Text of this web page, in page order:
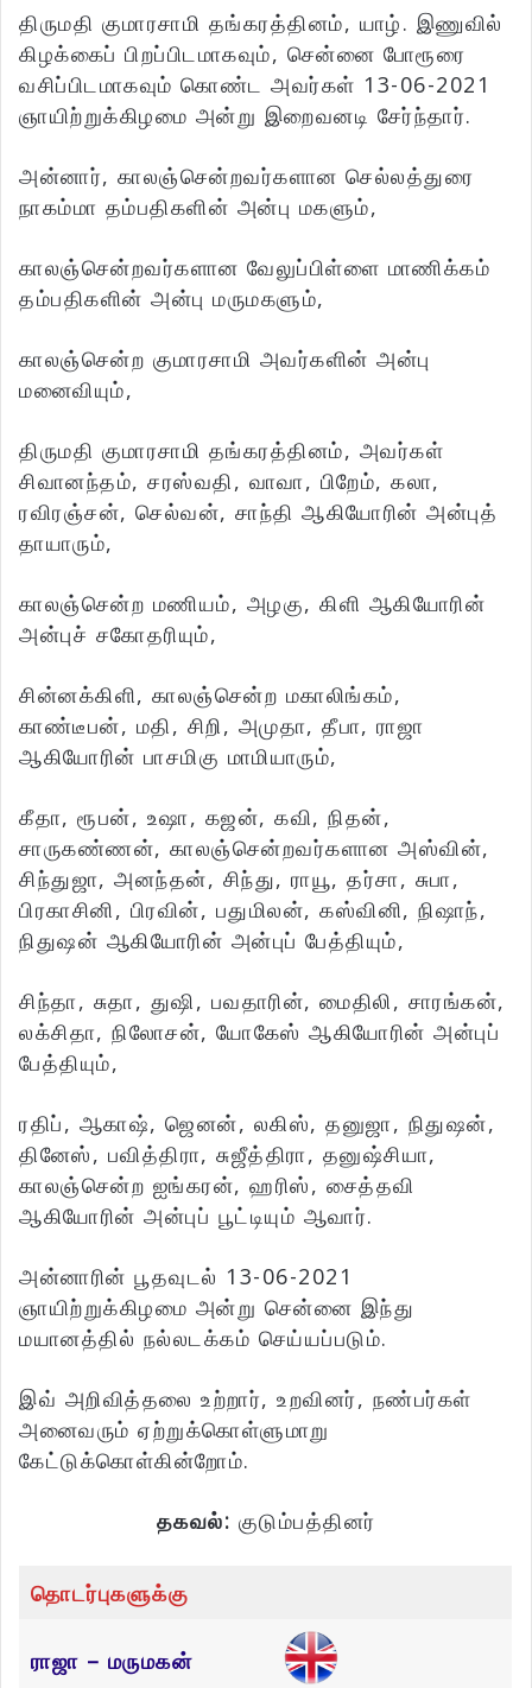
திருமதி குமாரசாமி தங்கரத்தினம், யாழ். இணுவில்
கிழக்கைப் பிறப்பிடமாகவும், சென்னை போரூரை
வசிப்பிடமாகவும் கொண்ட அவர்கள் 13-06-2021
ஞாயிற்றுக்கிழமை அன்று இறைவனடி சேர்ந்தார்.
அன்னார், காலஞ்சென்றவர்களான செல்லத்துரை
நாகம்மா தம்பதிகளின் அன்பு மகளும்,
காலஞ்சென்றவர்களான வேலுப்பிள்ளை மாணிக்கம்
தம்பதிகளின் அன்பு மருமகளும்,
காலஞ்சென்ற குமாரசாமி அவர்களின் அன்பு
மனைவியும்,
திருமதி குமாரசாமி தங்கரத்தினம், அவர்கள்
சிவானந்தம், சரஸ்வதி, வாவா, பிறேம், கலா,
ரவிரஞ்சன், செல்வன், சாந்தி ஆகியோரின் அன்புத்
தாயாரும்,
காலஞ்சென்ற மணியம், அழகு, கிளி ஆகியோரின்
அன்புச் சகோதரியும்,
சின்னக்கிளி, காலஞ்சென்ற மகாலிங்கம்,
காண்டீபன், மதி, சிறி, அமுதா, தீபா, ராஜா
ஆகியோரின் பாசமிகு மாமியாரும்,
கீதா, ரூபன், உஷா, கஜன், கவி, நிதன்,
சாருகண்ணன், காலஞ்சென்றவர்களான அஸ்வின்,
சிந்துஜா, அனந்தன், சிந்து, ராயூ, தர்சா, சுபா,
பிரகாசினி, பிரவின், பதுமிலன், கஸ்வினி, நிஷாந்,
நிதுஷன் ஆகியோரின் அன்புப் பேத்தியும்,
சிந்தா, சுதா, துஷி, பவதாரின், மைதிலி, சாரங்கன்,
லக்சிதா, நிலோசன், யோகேஸ் ஆகியோரின் அன்புப்
பேத்தியும்,
ரதிப், ஆகாஷ், ஜெனன், லகிஸ், தனுஜா, நிதுஷன்,
தினேஸ், பவித்திரா, சுஜீத்திரா, தனுஷ்சியா,
காலஞ்சென்ற ஐங்கரன், ஹரிஸ், சைத்தவி
ஆகியோரின் அன்புப் பூட்டியும் ஆவார்.
அன்னாரின் பூதவுடல் 13-06-2021
ஞாயிற்றுக்கிழமை அன்று சென்னை இந்து
மயானத்தில் நல்லடக்கம் செய்யப்படும்.
இவ் அறிவித்தலை உற்றார், உறவினர், நண்பர்கள்
அனைவரும் ஏற்றுக்கொள்ளுமாறு
கேட்டுக்கொள்கின்றோம்.
தகவல்: குடும்பத்தினர்
தொடர்புகளுக்கு
ராஜா – மருமகன்